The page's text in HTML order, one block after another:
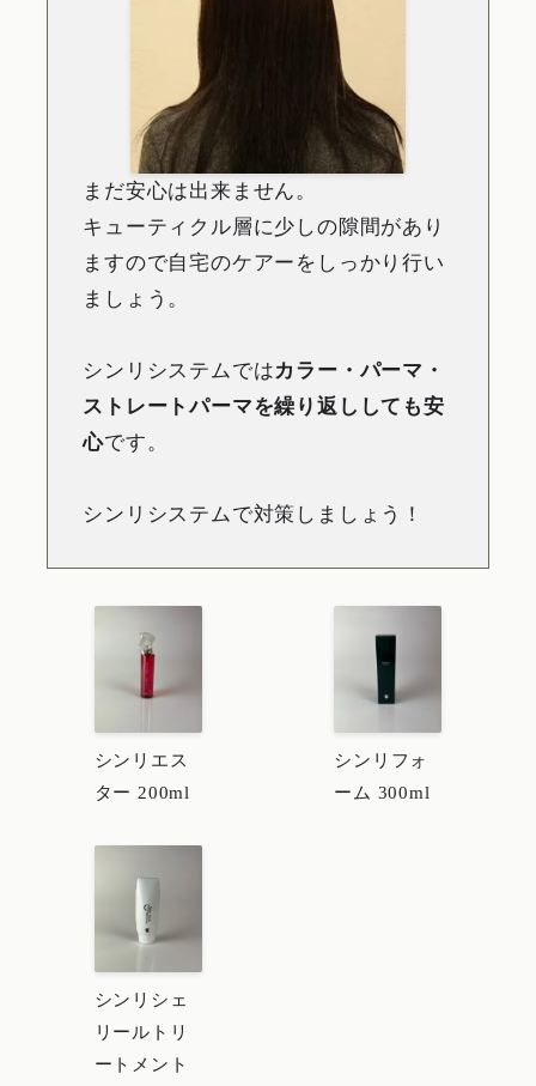
まだ安心は出来ません。
キューティクル層に少しの隙間があり
ますので自宅のケアーをしっかり行い
ましょう。
シンリシステムではカラー・パーマ・
ストレートパーマを繰り返ししても安
心です。
シンリシステムで対策しましょう！
シンリエス
ター 200ml
シンリフォ
ーム 300ml
シンリシェ
リールトリ
ートメント